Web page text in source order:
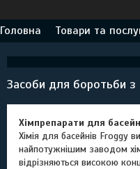
Головна Товари та
Засоби для боротьби
Хімпрепарати для
Хімія для басейнів Froggy
найпотужнішим заводом
відрізняються високою